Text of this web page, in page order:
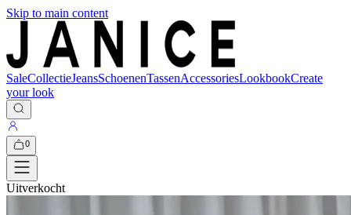
Skip to main content
SaleCollectieJeansSchoenenTassenAccessoriesLookbookCreate
your look
0
Uitverkocht